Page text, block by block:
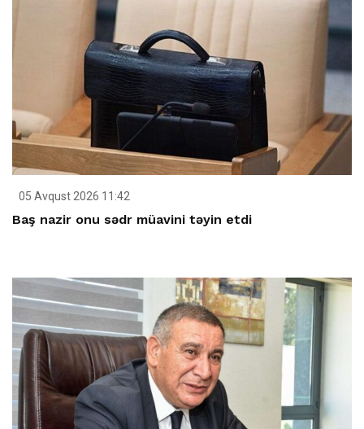
05 Avqust 2026 11:42
Baş nazir onu sədr müavini təyin etdi